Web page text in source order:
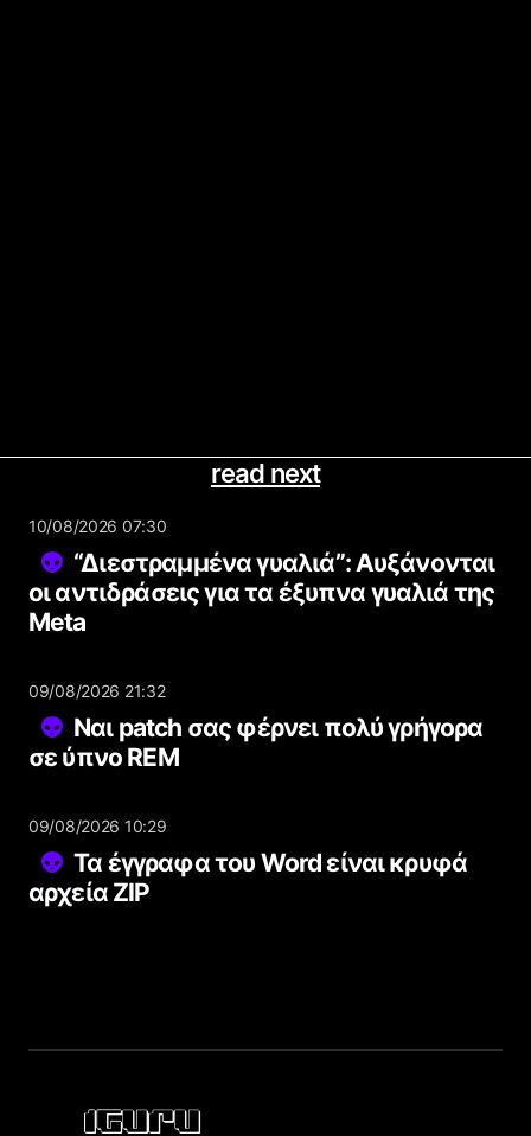
read next
10/08/2026 07:30
“Διεστραμμένα γυαλιά”: Αυξάνονται
οι αντιδράσεις για τα έξυπνα γυαλιά της
Meta
09/08/2026 21:32
Ναι patch σας φέρνει πολύ γρήγορα
σε ύπνο REM
09/08/2026 10:29
Τα έγγραφα του Word είναι κρυφά
αρχεία ZIP